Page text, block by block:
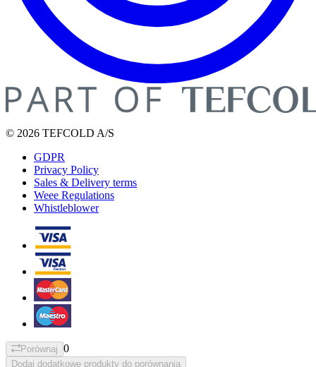
© 2026 TEFCOLD A/S
GDPR
Privacy Policy
Sales & Delivery terms
Weee Regulations
Whistleblower
Porównaj 0
Dodaj dodatkowe produkty do porównania